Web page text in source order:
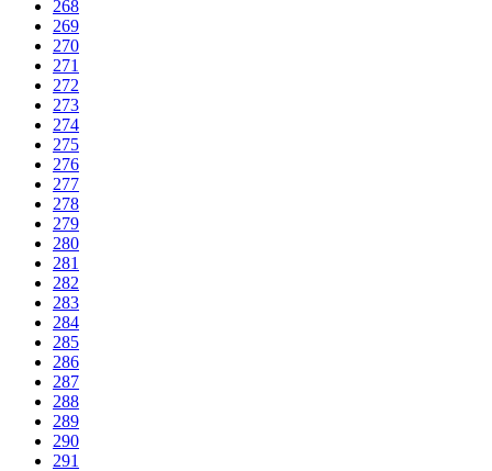
268
269
270
271
272
273
274
275
276
277
278
279
280
281
282
283
284
285
286
287
288
289
290
291